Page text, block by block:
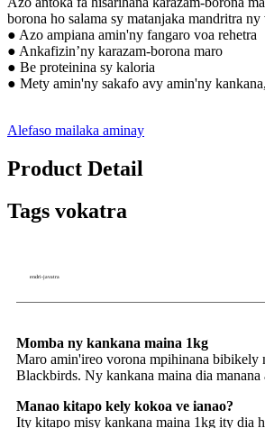
borona ho salama sy matanjaka mandritra
● Azo ampiana amin'ny fangaro voa rehetra
● Ankafizin’ny karazam-borona maro
● Be proteinina sy kaloria
● Mety amin'ny sakafo avy amin'ny
Alefaso mailaka aminay
Product Detail
Tags vokatra
endri-javatra
Momba ny kankana maina 1kg
Maro amin'ireo vorona mpihinana bibikely
Blackbirds. Ny kankana maina dia
Manao kitapo kely kokoa ve ianao?
Ity kitapo misy kankana maina 1kg ity dia